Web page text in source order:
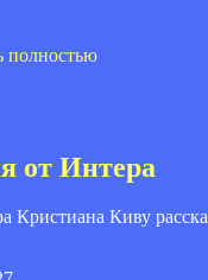
полностью
от Интера
Киву